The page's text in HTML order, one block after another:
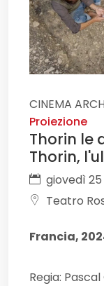
CINEMA
Proiezione
Thorin le
Thorin,
giovedì
Teatro
Francia,
Regia: